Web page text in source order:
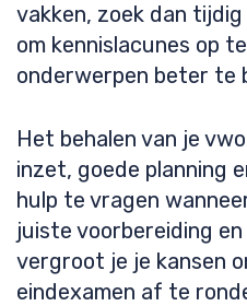
vakken, zoek dan tijdig
om kennislacunes op
onderwerpen beter te
Het behalen van je
inzet, goede planning
hulp te vragen
juiste voorbereiding
vergroot je je kansen
eindexamen af te